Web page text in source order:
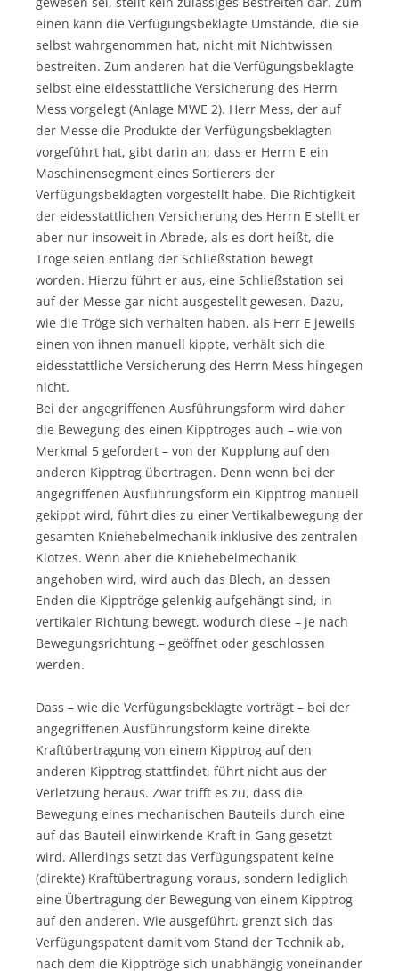
einen kann die Verfügungsbeklagte Umstände, die sie
selbst wahrgenommen hat, nicht mit Nichtwissen
bestreiten. Zum anderen hat die Verfügungsbeklagte
selbst eine eidesstattliche Versicherung des Herrn
Mess vorgelegt (Anlage MWE 2). Herr Mess, der auf
der Messe die Produkte der Verfügungsbeklagten
vorgeführt hat, gibt darin an, dass er Herrn E ein
Maschinensegment eines Sortierers der
Verfügungsbeklagten vorgestellt habe. Die Richtigkeit
der eidesstattlichen Versicherung des Herrn E stellt er
aber nur insoweit in Abrede, als es dort heißt, die
Tröge seien entlang der Schließstation bewegt
worden. Hierzu führt er aus, eine Schließstation sei
auf der Messe gar nicht ausgestellt gewesen. Dazu,
wie die Tröge sich verhalten haben, als Herr E jeweils
einen von ihnen manuell kippte, verhält sich die
eidesstattliche Versicherung des Herrn Mess hingegen
nicht.
Bei der angegriffenen Ausführungsform wird daher
die Bewegung des einen Kipptroges auch – wie von
Merkmal 5 gefordert – von der Kupplung auf den
anderen Kipptrog übertragen. Denn wenn bei der
angegriffenen Ausführungsform ein Kipptrog manuell
gekippt wird, führt dies zu einer Vertikalbewegung der
gesamten Kniehebelmechanik inklusive des zentralen
Klotzes. Wenn aber die Kniehebelmechanik
angehoben wird, wird auch das Blech, an dessen
Enden die Kipptröge gelenkig aufgehängt sind, in
vertikaler Richtung bewegt, wodurch diese – je nach
Bewegungsrichtung – geöffnet oder geschlossen
werden.
Dass – wie die Verfügungsbeklagte vorträgt – bei der
angegriffenen Ausführungsform keine direkte
Kraftübertragung von einem Kipptrog auf den
anderen Kipptrog stattfindet, führt nicht aus der
Verletzung heraus. Zwar trifft es zu, dass die
Bewegung eines mechanischen Bauteils durch eine
auf das Bauteil einwirkende Kraft in Gang gesetzt
wird. Allerdings setzt das Verfügungspatent keine
(direkte) Kraftübertragung voraus, sondern lediglich
eine Übertragung der Bewegung von einem Kipptrog
auf den anderen. Wie ausgeführt, grenzt sich das
Verfügungspatent damit vom Stand der Technik ab,
nach dem die Kipptröge sich unabhängig voneinander